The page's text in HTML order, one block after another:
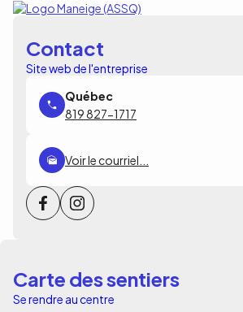
Contact
Site web de l'entreprise
819 827-1717
Voir le courriel...
Carte des sentiers
Se rendre au centre